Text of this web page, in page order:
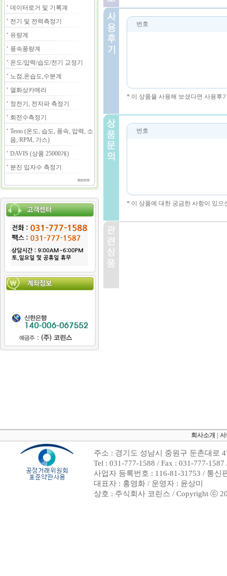
데이터로거 및 기록계
전기 및 전력측정기
유량계
풍속풍량계
온도/압력/습도/전기 교정기
노점,온습도,수분계
열화상카메라
정전기, 전자파 측정기
회전수측정기
Testo (온도, 습도, 풍속, 압력, 소
음, RPM, 가스)
DAVIS (상품 25000개)
분진 입자수 측정기
more
번호
* 이 상품을 사용해 보셨다면 사용후
번호
* 이 상품에 대한 궁금한 사항이 있
회사소개
주소 : 경기도 성남시 중원구 둔촌대로
Tel : 031-777-1588 / Fax : 031-777-
사업자 등록번호 : 116-81-31753 / 통신
대표자 : 홍영화 / 운영자 : 윤상미
상호 : 주식회사 코린스 / Copyright ⓒ